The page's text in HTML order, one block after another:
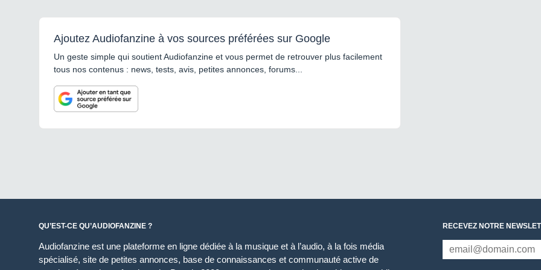
Ajoutez Audiofanzine à vos sources préférées sur Google
Un geste simple qui soutient Audiofanzine et vous permet de retrouver plus facilement
tous nos contenus : news, tests, avis, petites annonces, forums...
QU’EST-CE QU’AUDIOFANZINE ?
Audiofanzine est une plateforme en ligne dédiée à la musique et à l’audio, à la fois média
spécialisé, site de petites annonces, base de connaissances et communauté active de
RECEVEZ NOTRE